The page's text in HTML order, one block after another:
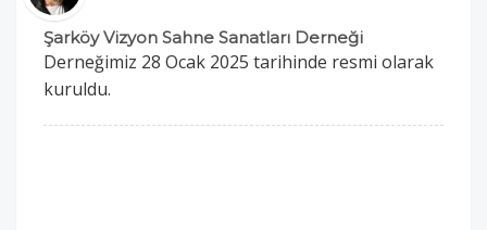
Şarköy Vizyon Sahne Sanatları Derneği
Derneğimiz 28 Ocak 2025 tarihinde resmi olarak
kuruldu.